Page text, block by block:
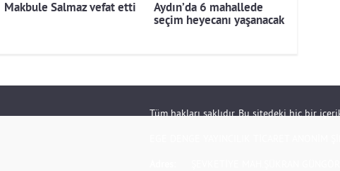
Makbule Salmaz vefat etti
Aydın’da 6 mahallede
seçim heyecanı yaşanacak
Tüm hakları saklıdır. Bu sitedeki hiç bir